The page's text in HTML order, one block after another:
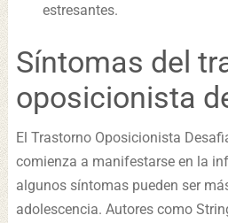
estresantes.
Síntomas del
oposicionista
El Trastorno Oposicionista
comienza a manifestarse en la
algunos síntomas pueden ser
adolescencia. Autores como